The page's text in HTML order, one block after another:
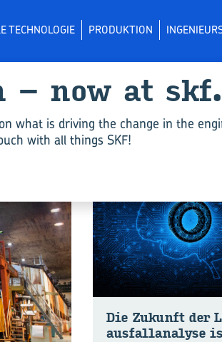
TECHNOLOGIE PRODUKTION
Die Zu­kunft der
aus­fall­ana­ly­se
now at
what is driving the change in the
with all things SKF!